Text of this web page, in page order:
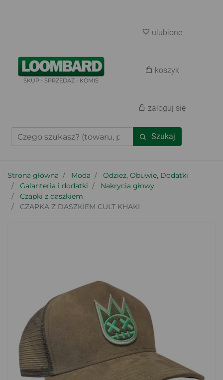
SKUP - SPRZEDAŻ - KOMIS
Szukaj
ulubione
koszyk
zaloguj się
Strona główna Moda
Odzież, Obuwie, Dodatki
Galanteria i dodatki
Nakrycia głowy
Czapki z daszkiem
CZAPKA Z DASZKIEM CULT KHAKI